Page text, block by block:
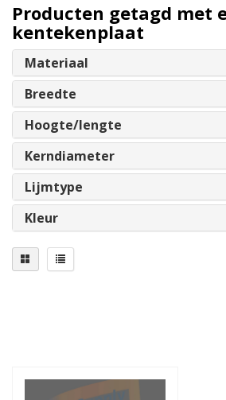
Producten getagd met
kentekenplaat
Materiaal
Breedte
Hoogte/lengte
Kerndiameter
Lijmtype
Kleur